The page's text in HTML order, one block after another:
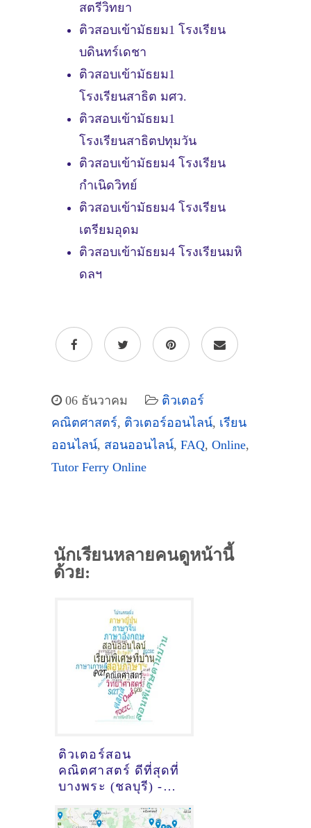
สตรีวิทยา
ติวสอบเข้ามัธยม1 โรงเรียน
บดินทร์เดชา
ติวสอบเข้ามัธยม1
โรงเรียนสาธิต มศว.
ติวสอบเข้ามัธยม1
โรงเรียนสาธิตปทุมวัน
ติวสอบเข้ามัธยม4 โรงเรียน
กำเนิดวิทย์
ติวสอบเข้ามัธยม4 โรงเรียน
เตรียมอุดม
ติวสอบเข้ามัธยม4 โรงเรียนมหิ
ดลฯ
06 ธันวาคม
ติวเตอร์
คณิตศาสตร์, ติวเตอร์ออนไลน์, เรียน
ออนไลน์, สอนออนไลน์, FAQ, Online,
Tutor Ferry Online
นักเรียนหลายคนดูหน้านี้
ด้วย:
ติวเตอร์สอน
คณิตศาสตร์ ดีที่สุดที่
บางพระ (ชลบุรี) -
2021